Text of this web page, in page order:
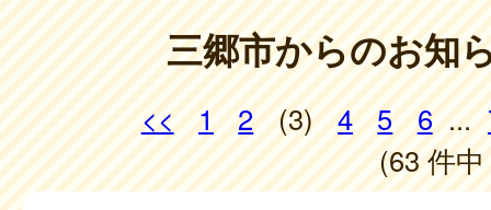
三郷市からのお知
<< 1 2 (3) 4 5 6 ...
(63 件